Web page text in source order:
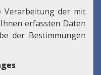
Verarbeitung der mit
erfassten Daten
der Bestimmungen